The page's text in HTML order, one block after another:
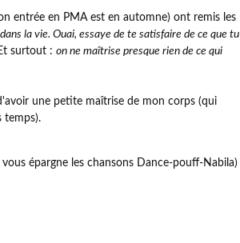
entrée en PMA est en automne) ont remis les
la vie. Ouai, essaye de te satisfaire de ce que tu
surtout : on ne maîtrise presque rien de ce qui
une petite maîtrise de mon corps (qui
temps).
épargne les chansons Dance-pouff-Nabila)